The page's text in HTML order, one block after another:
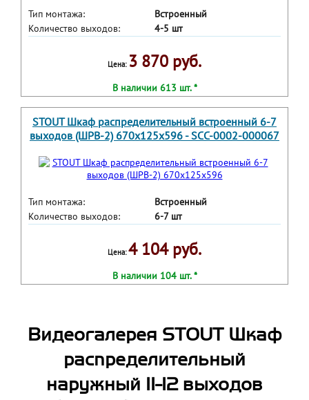
Тип монтажа:
Встроенный
Количество выходов:
4-5 шт
Цена: 3 870 руб.
В наличии 613 шт. *
STOUT Шкаф распределительный встроенный 6-7
выходов (ШРВ-2) 670х125х596 - SCC-0002-000067
Тип монтажа:
Встроенный
Количество выходов:
6-7 шт
Цена:4 104 руб.
В наличии 104 шт. *
Видеогалерея STOUT Шкаф
распределительный
наружный 11-12 выходов